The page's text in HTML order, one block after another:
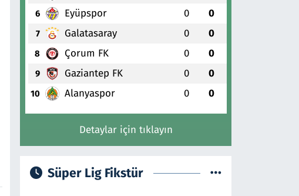
6 Eyüpspor 0 0
7 Galatasaray 0 0
8 Çorum FK 0 0
9 Gaziantep FK 0 0
10 Alanyaspor 0 0
Detaylar için tıklayın
Süper Lig Fikstür